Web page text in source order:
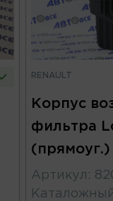
RENAULT
Корпус
фильтра
(прямоуг.)
Артикул :